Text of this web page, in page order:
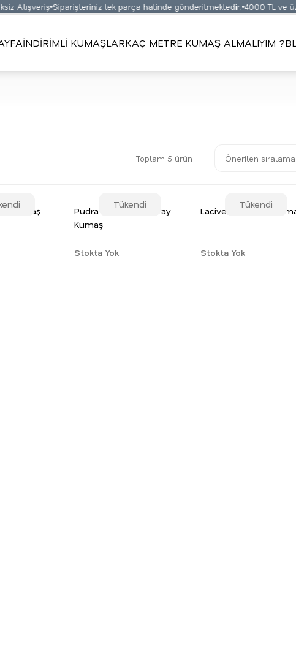
Siparişleriniz tek parça halinde gönderilmektedir. 4000 TL ve üzeri
İNDİRİMLİ KUMAŞLARKAÇ METRE KUMAŞ ALMALIYIM ?
Toplam 5 ürün
Kumaş
Tükendi
Pudra Pembe Monaray
Kumaş
Stokta Yok
Tükendi
Lacivert Monaray
Stokta Yok